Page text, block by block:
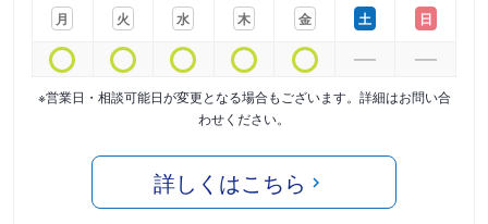
月
火
水
木
金
土
日
※営業日・相談可能日が変更となる場合もございます。詳細はお問い合
わせください。
詳しくはこちら